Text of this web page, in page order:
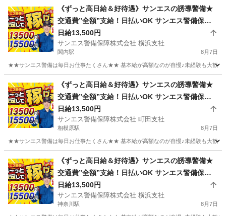
《ずっと高日給＆好待遇》サンエスの誘導警備★
交通費”全額”支給！日払いOK サンエス警備保障
株式会社 横浜支社 関内
日給13,500円
サンエス警備保障株式会社 横浜支社
関内駅 8月7日
★★サンエス警備は毎日お仕事たくさん★★ 基本給が高額なのが自慢♪未経験も大歓迎
関内駅 警備員 サンエス警備保障株式会社
《ずっと高日給＆好待遇》サンエスの誘導警備★
交通費”全額”支給！日払いOK サンエス警備保障
株式会社 町田支社 相模原
日給13,500円
サンエス警備保障株式会社 町田支社
相模原駅 8月7日
★★サンエス警備は毎日お仕事たくさん★★ 基本給が高額なのが自慢♪未経験も大歓迎
相模原市 相模原駅 警備員
サンエス警備保障株式会社
《ずっと高日給＆好待遇》サンエスの誘導警備★
交通費”全額”支給！日払いOK サンエス警備保障
株式会社 横浜支社 神奈川
日給13,500円
サンエス警備保障株式会社 横浜支社
神奈川駅 8月7日